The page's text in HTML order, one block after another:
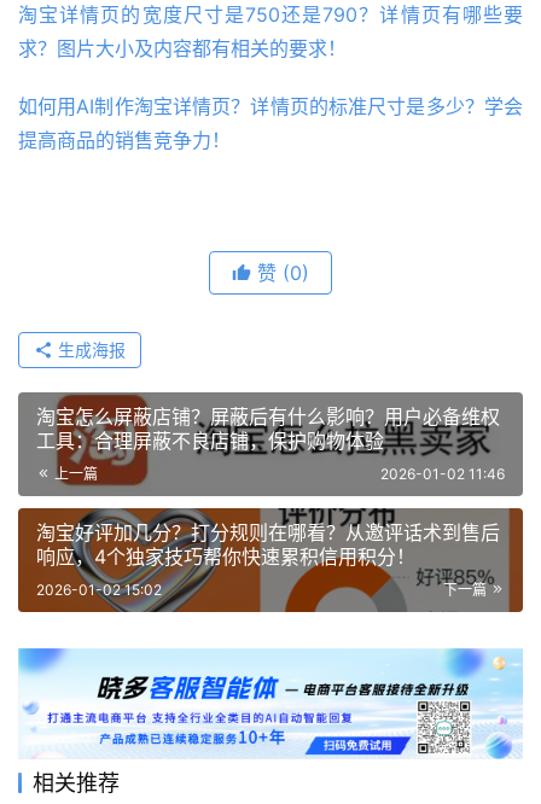
淘宝详情页的宽度尺寸是750还是790？详情页有哪些要
求？图片大小及内容都有相关的要求！
如何用AI制作淘宝详情页？详情页的标准尺寸是多少？学会
提高商品的销售竞争力！
赞 (0)
生成海报
淘宝怎么屏蔽店铺？屏蔽后有什么影响？用户必备维权
工具：合理屏蔽不良店铺，保护购物体验
上一篇 2026-01-02 11:46
淘宝好评加几分？打分规则在哪看？从邀评话术到售后
响应，4个独家技巧帮你快速累积信用积分！
下一篇
2026-01-02 15:02
相关推荐